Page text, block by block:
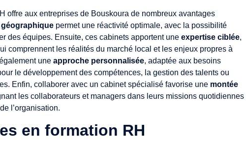
offre aux entreprises de Bouskoura de nombreux avantages
permet une réactivité optimale, avec la possibilité
des équipes. Ensuite, ces cabinets apportent une expertise ciblée,
comprennent les réalités du marché local et les enjeux propres à
une approche personnalisée, adaptée aux besoins
le développement des compétences, la gestion des talents ou
Enfin, collaborer avec un cabinet spécialisé favorise une montée
les collaborateurs et managers dans leurs missions quotidiennes
l’organisation.
en formation RH